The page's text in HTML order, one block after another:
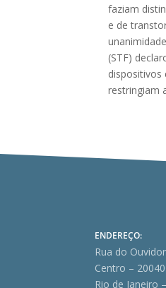
faziam
e de
(STF)
dispositivos
restringiam
ENDEREÇO:
Rua do
Centro –
Rio de Janeiro